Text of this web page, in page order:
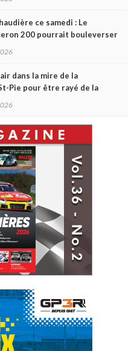
ce samedi : Le
200 pourrait bouleverser
dans la mire de la
Pie pour être rayé de la